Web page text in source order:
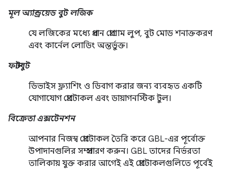
মূল অ্যান্ড্রয়েড বুট লজিক
যে লজিকের মধ্যে প্রধান প্রোগ্রাম লুপ, বুট মোড শনাক্তকরণ
এবং কার্নেল লোডিং অন্তর্ভুক্ত।
ফাস্টবুট
ডিভাইস ফ্ল্যাশিং ও ডিবাগ করার জন্য ব্যবহৃত একটি
যোগাযোগ প্রোটোকল এবং ডায়াগনস্টিক টুল।
বিক্রেতা এক্সটেনশন
আপনার নিজস্ব প্রোটোকল তৈরি করে GBL-এর পূর্বোক্ত
উপাদানগুলির সম্প্রসারণ করুন। GBL তাদের নির্ভরতা
তালিকায় যুক্ত করার আগেই এই প্রোটোকলগুলিতে পূর্বেই